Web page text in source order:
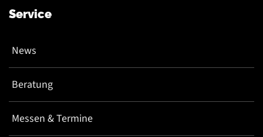
Service
News
Beratung
Messen & Termine